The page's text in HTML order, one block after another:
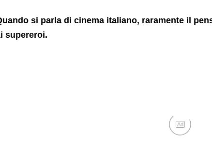
si parla di cinema italiano, raramente il
supereroi.
Ad